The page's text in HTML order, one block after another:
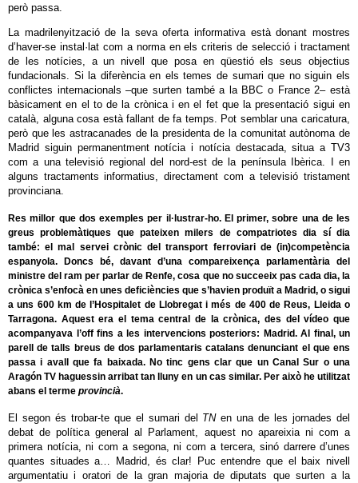
però passa.
La madrilenyització de la seva oferta informativa està donant mostres
d’haver-se instal·lat com a norma en els criteris de selecció i tractament
de les notícies, a un nivell que posa en qüestió els seus objectius
fundacionals. Si la diferència en els temes de sumari que no siguin els
conflictes internacionals –que surten també a la BBC o France 2– està
bàsicament en el to de la crònica i en el fet que la presentació sigui en
català, alguna cosa està fallant de fa temps. Pot semblar una caricatura,
però que les astracanades de la presidenta de la comunitat autònoma de
Madrid siguin permanentment notícia i notícia destacada, situa a TV3
com a una televisió regional del nord-est de la península Ibèrica. I en
alguns tractaments informatius, directament com a televisió tristament
provinciana.
Res millor que dos exemples per il·lustrar-ho. El primer, sobre una de les
greus problemàtiques que pateixen milers de compatriotes dia sí dia
també: el mal servei crònic del transport ferroviari de (in)competència
espanyola. Doncs bé, davant d’una compareixença parlamentària del
ministre del ram per parlar de Renfe, cosa que no succeeix pas cada dia, la
crònica s’enfocà en unes deficiències que s’havien produït a Madrid, o sigui
a uns 600 km de l’Hospitalet de Llobregat i més de 400 de Reus, Lleida o
Tarragona. Aquest era el tema central de la crònica, des del vídeo que
acompanyava l’off fins a les intervencions posteriors: Madrid. Al final, un
parell de talls breus de dos parlamentaris catalans denunciant el que ens
passa i avall que fa baixada. No tinc gens clar que un Canal Sur o una
Aragón TV haguessin arribat tan lluny en un cas similar. Per això he utilitzat
abans el terme provincià.
El segon és trobar-te que el sumari del TNen una de les jornades del
debat de política general al Parlament, aquest no apareixia ni com a
primera notícia, ni com a segona, ni com a tercera, sinó darrere d’unes
quantes situades a… Madrid, és clar! Puc entendre que el baix nivell
argumentatiu i oratori de la gran majoria de diputats que surten a la